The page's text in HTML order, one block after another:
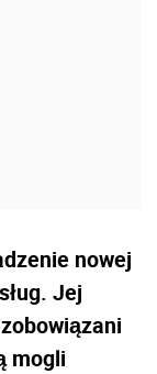
nowej
Jej
mogli